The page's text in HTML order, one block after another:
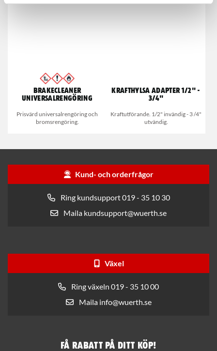
Brakecleaner
universalrengöring
Prisvärd universalrengöring och
bromsrengöring.
Krafthylsa adapter 1/2" -
3/4"
Kraftutförande. 1/2" invändig - 3 /4"
utvändig.
Kund- och orderfrågor
Ring kundsupport 019 - 35 10 30
Maila kundsupport@wuerth.se
Växel
Ring växeln 019 - 35 10 00
Maila info@wuerth.se
Få rabatt på ditt köp!